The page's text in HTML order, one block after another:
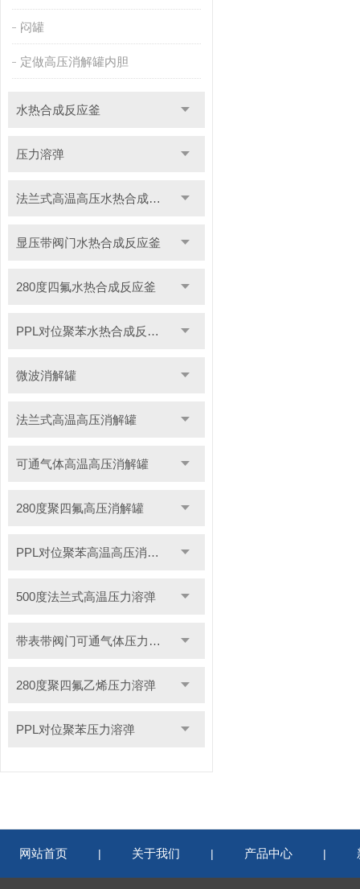
闷罐
定做高压消解罐内胆
水热合成反应釜
压力溶弹
法兰式高温高压水热合成反应釜
显压带阀门水热合成反应釜
280度四氟水热合成反应釜
PPL对位聚苯水热合成反应釜
微波消解罐
法兰式高温高压消解罐
可通气体高温高压消解罐
280度聚四氟高压消解罐
PPL对位聚苯高温高压消解罐
500度法兰式高温压力溶弹
带表带阀门可通气体压力溶弹
280度聚四氟乙烯压力溶弹
PPL对位聚苯压力溶弹
网站首页 | 关于我们 | 产品中心 |